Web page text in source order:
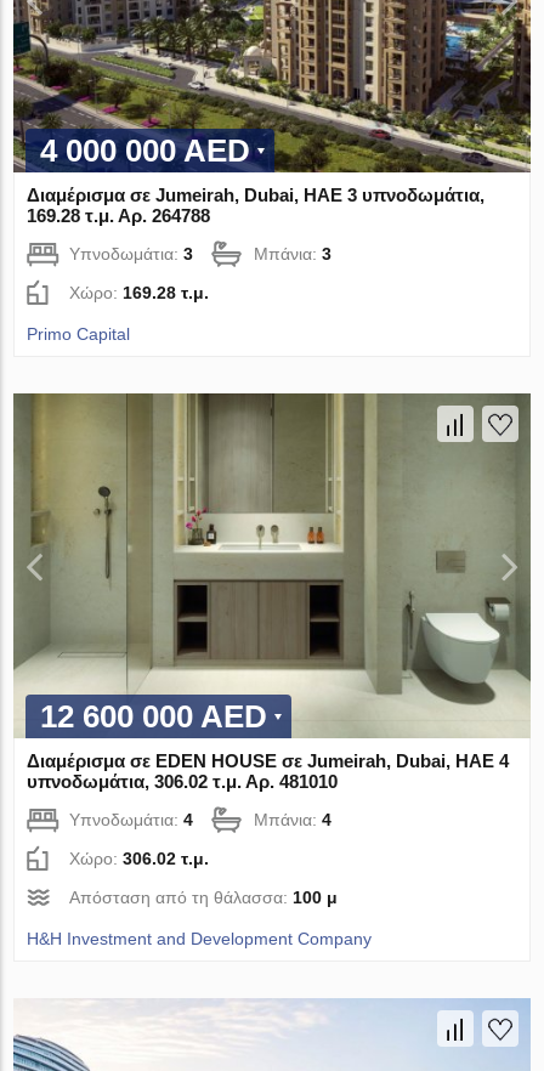
4 000 000 AED
Διαμέρισμα σε Jumeirah, Dubai, ΗΑΕ 3 υπνοδωμάτια,
169.28 τ.μ. Αρ. 264788
Υπνοδωμάτια:3 Μπάνια:3
Χώρο: 169.28 τ.μ.
Primo Capital
12 600 000 AED
Διαμέρισμα σε EDEN HOUSE σε Jumeirah, Dubai, ΗΑΕ 4
υπνοδωμάτια, 306.02 τ.μ. Αρ. 481010
Υπνοδωμάτια:4 Μπάνια:4
Χώρο:306.02 τ.μ.
Απόσταση από τη θάλασσα: 100 μ
H&H Investment and Development Company